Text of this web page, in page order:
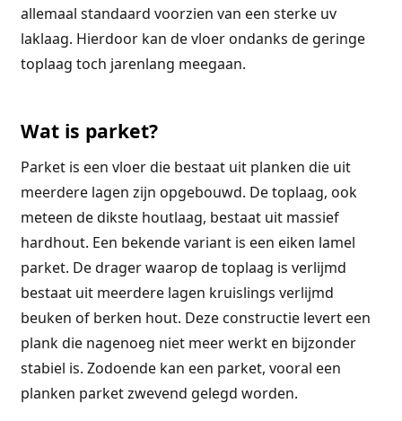
allemaal standaard voorzien van een sterke uv
laklaag. Hierdoor kan de vloer ondanks de geringe
toplaag toch jarenlang meegaan.
Wat is parket?
Parket is een vloer die bestaat uit planken die uit
meerdere lagen zijn opgebouwd. De toplaag, ook
meteen de dikste houtlaag, bestaat uit massief
hardhout. Een bekende variant is een eiken lamel
parket. De drager waarop de toplaag is verlijmd
bestaat uit meerdere lagen kruislings verlijmd
beuken of berken hout. Deze constructie levert een
plank die nagenoeg niet meer werkt en bijzonder
stabiel is. Zodoende kan een parket, vooral een
planken parket zwevend gelegd worden.